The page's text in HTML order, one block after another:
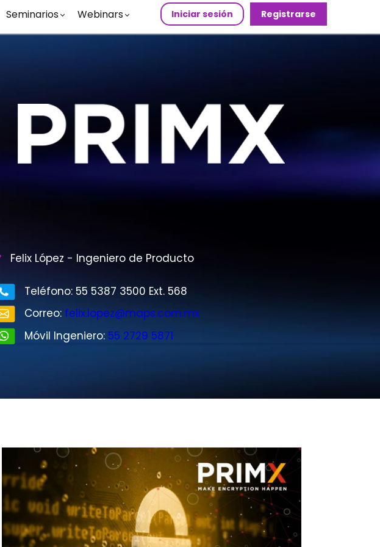
Seminarios Webinars Iniciar sesión Registrarse
Felix López - Ingeniero de Producto
Teléfono: 55 5387 3500 Ext. 568​
Correo: felix.lopez@maps.com.mx​
Móvil Ingeniero: 55 2729 5871